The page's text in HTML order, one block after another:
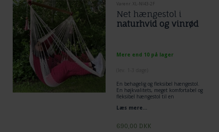
Varenr. XL-NI43-2F
Net hængestol i
naturhvid og vinrød
Mere end 10 på lager
En behagelig og fleksibel hængestol.
En højkvalitets, meget komfortabel og
fleksibel hængestol til en
er smukt vævet og hængestolen er
enkelthed. Stor hængekøjestol der
Læs mere...
690,00 DKK